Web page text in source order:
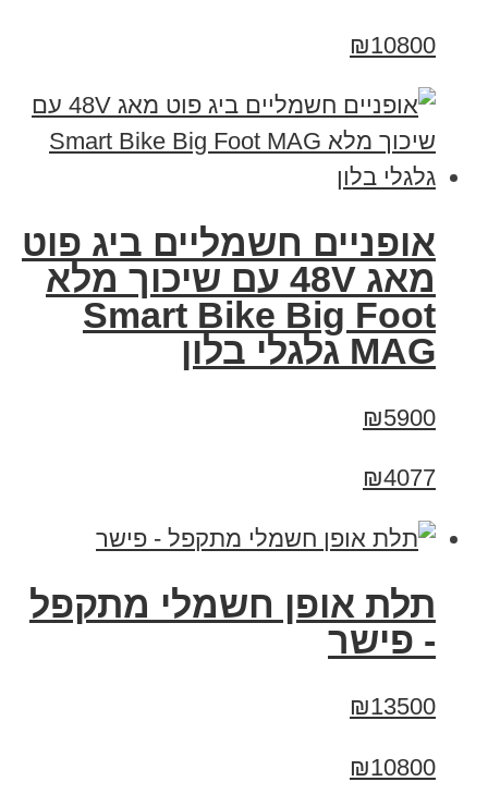
₪10800
אופניים חשמליים ביג פוט
מאג 48V עם שיכוך מלא
Smart Bike Big Foot
MAG גלגלי בלון
₪5900
₪4077
תלת אופן חשמלי מתקפל
- פישר
₪13500
₪10800